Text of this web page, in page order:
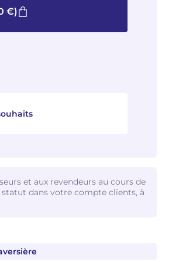
€)
et aux revendeurs au cours de
dans votre compte clients, à